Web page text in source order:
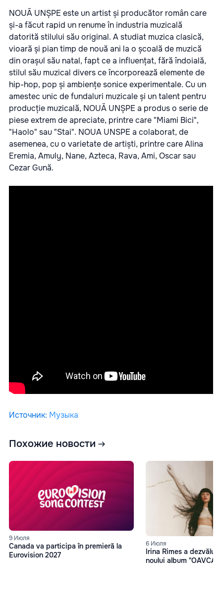
NOUĂ UNȘPE este un artist și producător român care
și-a făcut rapid un renume în industria muzicală
datorită stilului său original. A studiat muzica clasică,
vioară și pian timp de nouă ani la o școală de muzică
din orașul său natal, fapt ce a influențat, fără îndoială,
stilul său muzical divers ce încorporează elemente de
hip-hop, pop și ambiențe sonice experimentale. Cu un
amestec unic de fundaluri muzicale și un talent pentru
producție muzicală, NOUĂ UNȘPE a produs o serie de
piese extrem de apreciate, printre care "Miami Bici",
"Haolo" sau "Stai". NOUA UNSPE a colaborat, de
asemenea, cu o varietate de artiști, printre care Alina
Eremia, Amuly, Nane, Azteca, Rava, Ami, Oscar sau
Cezar Gună.
Источник: Музыка
Похожие новости
9 Июля
Canada va participa în premieră la
Eurovision 2027
6 Июля
Irina Rimes a
noului album